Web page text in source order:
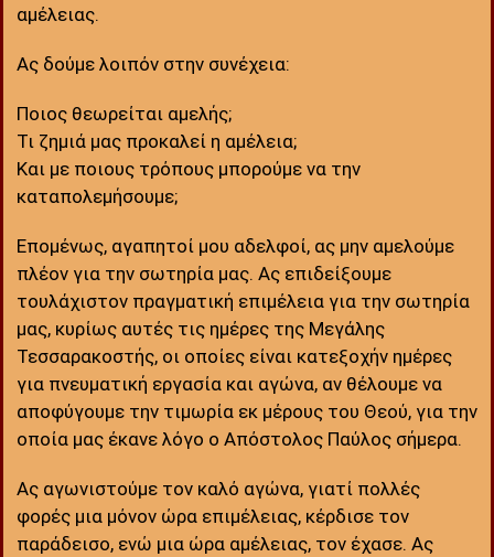
αμέλειας.
Ας δούμε λοιπόν στην συνέχεια:
Ποιος θεωρείται αμελής;
Τι ζημιά μας προκαλεί η αμέλεια;
Και με ποιους τρόπους μπορούμε να την
καταπολεμήσουμε;
Επομένως, αγαπητοί μου αδελφοί, ας μην αμελούμε
πλέον για την σωτηρία μας. Ας επιδείξουμε
τουλάχιστον πραγματική επιμέλεια για την σωτηρία
μας, κυρίως αυτές τις ημέρες της Μεγάλης
Τεσσαρακοστής, οι οποίες είναι κατεξοχήν ημέρες
για πνευματική εργασία και αγώνα, αν θέλουμε να
αποφύγουμε την τιμωρία εκ μέρους του Θεού, για την
οποία μας έκανε λόγο ο Απόστολος Παύλος σήμερα.
Ας αγωνιστούμε τον καλό αγώνα, γιατί πολλές
φορές μια μόνον ώρα επιμέλειας, κέρδισε τον
παράδεισο, ενώ μια ώρα αμέλειας, τον έχασε. Ας